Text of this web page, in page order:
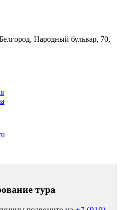
Народный бульвар, 70,
тура